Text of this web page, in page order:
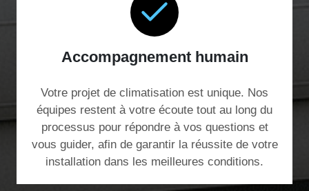
Accompagnement humain
Votre projet de climatisation est unique. Nos
équipes restent à votre écoute tout au long du
processus pour répondre à vos questions et
vous guider, afin de garantir la réussite de votre
installation dans les meilleures conditions.